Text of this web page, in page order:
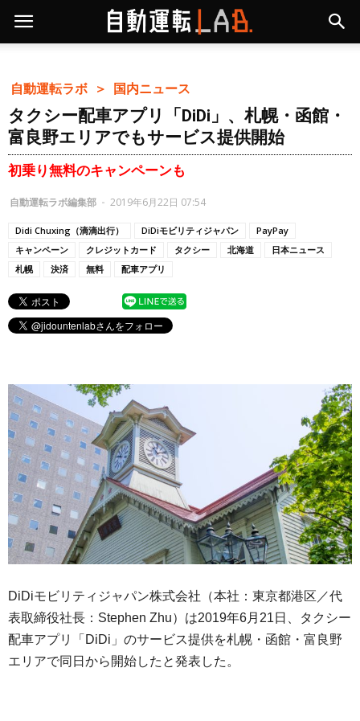
自動運転ラボ ＞ 国内ニュース
タクシー配車アプリ「DiDi」、札幌・函館・
富良野エリアでもサービス提供開始
初乗り無料のキャンペーンも
自動運転ラボ編集部 - 2019年6月22日 07:54
Didi Chuxing（滴滴出行） DiDiモビリティジャパン
PayPay
キャンペーン
クレジットカード タクシー 北海道
日本ニュース
札幌
決済 無料 配車アプリ
DiDiモビリティジャパン株式会社（本社：東京都港区／代
表取締役社長：Stephen Zhu）は2019年6月21日、タクシー
配車アプリ「DiDi」のサービス提供を札幌・函館・富良野
エリアで同日から開始したと発表した。